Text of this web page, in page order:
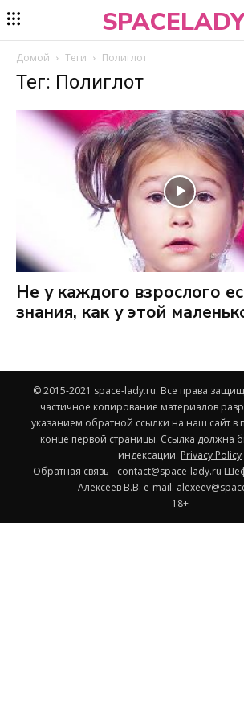
Домой Теги Полиглот
Тег: Полиглот
Не у каждого взрослого
знания, как у этой
© 2015-2021 space-lady.ru. Все права
частичное копирование материалов
указанием обратной ссылки на наш сайт в
конце первой страницы. Ссылка должна
индексации. Privacy Policy
Обратная связь - contact@space-lady.ru
Алексеев В.В. e-mail:
18+